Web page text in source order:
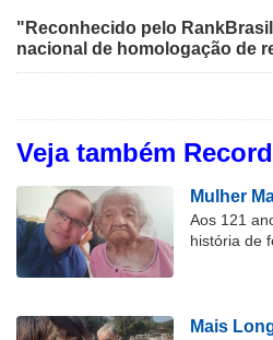
"Reconhecido pelo
nacional de homologação de
Veja também
Mulher
Aos 121
história de
Mais